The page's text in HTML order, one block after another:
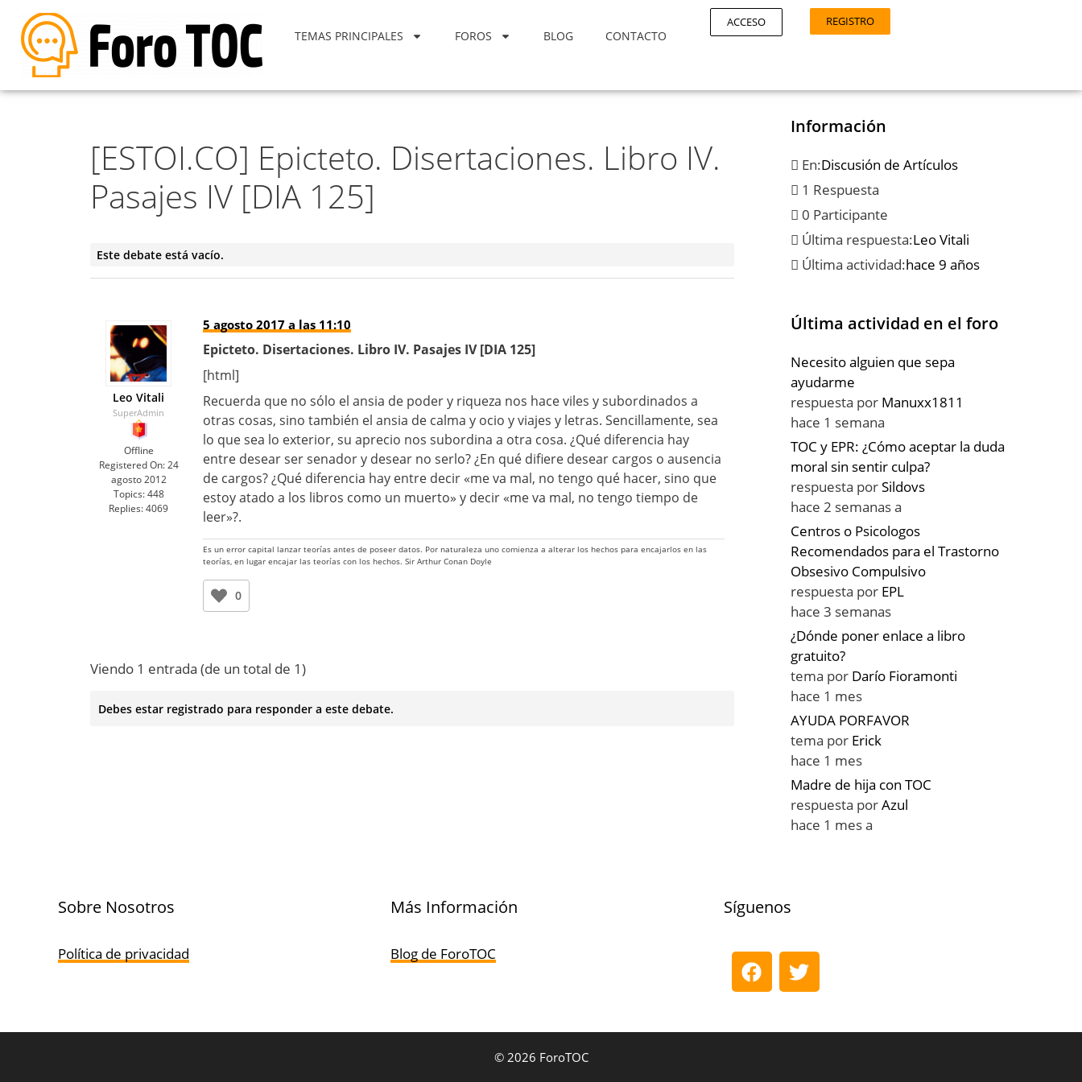
TEMAS PRINCIPALES FOROS BLOG CONTACTO
ACCESO REGISTRO
[ESTOI.CO] Epicteto. Disertaciones. Libro IV.
Pasajes IV [DIA 125]
Este debate está vacío.
Leo Vitali
SuperAdmin
Offline
Registered On: 24
agosto 2012
Topics: 448
Replies:4069
5 agosto 2017 a las 11:10
Epicteto. Disertaciones. Libro IV. Pasajes IV [DIA 125]
[html]
Recuerda que no sólo el ansia de poder y riqueza nos hace viles y subordinados a
otras cosas, sino también el ansia de calma y ocio y viajes y letras. Sencillamente, sea
lo que sea lo exterior, su aprecio nos subordina a otra cosa. ¿Qué diferencia hay
entre desear ser senador y desear no serlo? ¿En qué difiere desear cargos o ausencia
de cargos? ¿Qué diferencia hay entre decir «me va mal, no tengo qué hacer, sino que
estoy atado a los libros como un muerto» y decir «me va mal, no tengo tiempo de
leer»?.
Es un error capital lanzar teorías antes de poseer datos. Por naturaleza uno comienza a alterar los hechos para encajarlos en las
teorías, en lugar encajar las teorías con los hechos. Sir Arthur Conan Doyle
0
Viendo 1 entrada (de un total de 1)
Debes estar registrado para responder a este debate.
Información
En:Discusión de Artículos
1 Respuesta
0 Participante
Última respuesta:Leo Vitali
Última actividad:hace 9 años
Última actividad en el foro
Necesito alguien que sepa
ayudarme
respuesta por Manuxx1811
hace 1 semana
TOC y EPR: ¿Cómo aceptar la duda
moral sin sentir culpa?
respuesta porSildovs
hace 2 semanas a
Centros o Psicologos
Recomendados para el Trastorno
Obsesivo Compulsivo
respuesta por EPL
hace 3 semanas
¿Dónde poner enlace a libro
gratuito?
tema por Darío Fioramonti
hace 1 mes
AYUDA PORFAVOR
tema por Erick
hace 1 mes
Madre de hija con TOC
respuesta porAzul
hace 1 mes a
Sobre Nosotros
Política de privacidad
Más Información
Blog de ForoTOC
Síguenos
© 2026 ForoTOC